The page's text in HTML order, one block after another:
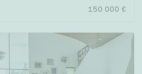
150 000 €